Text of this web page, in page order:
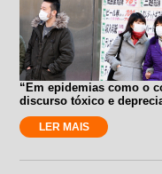
“Em epidemias como o
discurso tóxico e
LER MAIS